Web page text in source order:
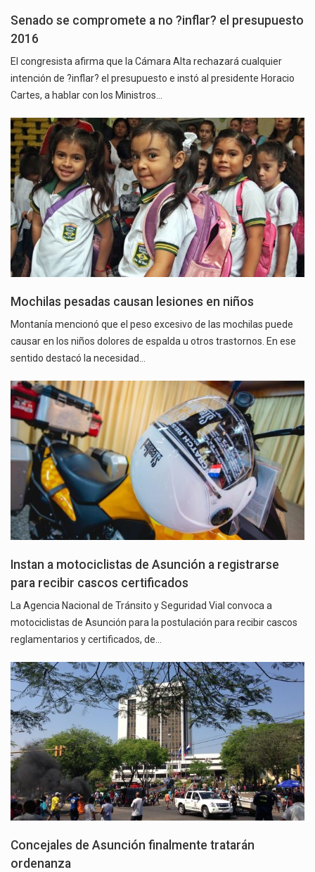
Senado se compromete a no ?inflar? el presupuesto
2016
El congresista afirma que la Cámara Alta rechazará cualquier
intención de ?inflar? el presupuesto e instó al presidente Horacio
Cartes, a hablar con los Ministros…
Mochilas pesadas causan lesiones en niños
Montanía mencionó que el peso excesivo de las mochilas puede
causar en los niños dolores de espalda u otros trastornos. En ese
sentido destacó la necesidad…
Instan a motociclistas de Asunción a registrarse
para recibir cascos certificados
La Agencia Nacional de Tránsito y Seguridad Vial convoca a
motociclistas de Asunción para la postulación para recibir cascos
reglamentarios y certificados, de…
Concejales de Asunción finalmente tratarán
ordenanza